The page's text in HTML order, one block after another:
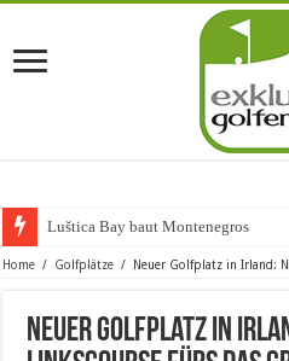
Luštica Bay baut Montenegros erste G
Home / Golfplätze / Neuer Golfplatz in Irland:
Neuer Golfplatz in